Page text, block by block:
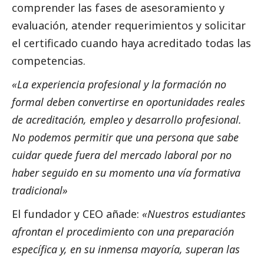
comprender las fases de asesoramiento y
evaluación, atender requerimientos y solicitar
el certificado cuando haya acreditado todas las
competencias.
«La experiencia profesional y la formación no
formal deben convertirse en oportunidades reales
de acreditación, empleo y desarrollo profesional.
No podemos permitir que una persona que sabe
cuidar quede fuera del mercado laboral por no
haber seguido en su momento una vía formativa
tradicional»
El fundador y CEO añade: «Nuestros estudiantes
afrontan el procedimiento con una preparación
específica y, en su inmensa mayoría, superan las